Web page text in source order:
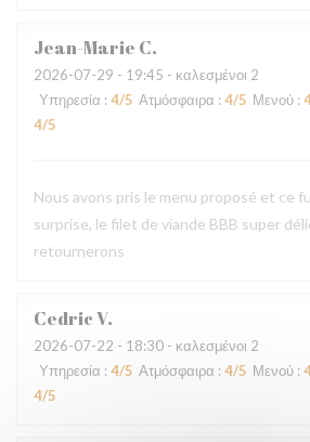
Jean-Marie C
2026-07-29 - 19:45 - καλεσμένοι 2
Υπηρεσία : 4/5 Ατμόσφαιρα : 4/5 Μενού :
4/5
Nous avons pris le menu proposé et ce
surprise, le filet de viande BBB super
retournerons
CedricV
2026-07-22 - 18:30 - καλεσμένοι 2
Υπηρεσία : 4/5 Ατμόσφαιρα :4/5 Μενού :
4/5